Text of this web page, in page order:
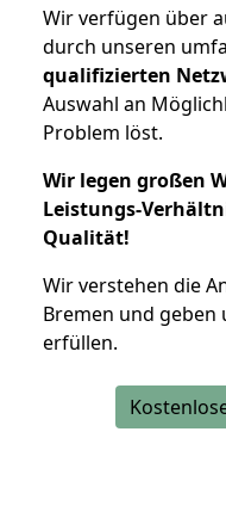
Wir verfügen über
durch unseren
qualifizierten
Auswahl an
Problem löst.
Wir legen großen
Leistungs-
Qualität!
Wir verstehen die
Bremen und geben
erfüllen.